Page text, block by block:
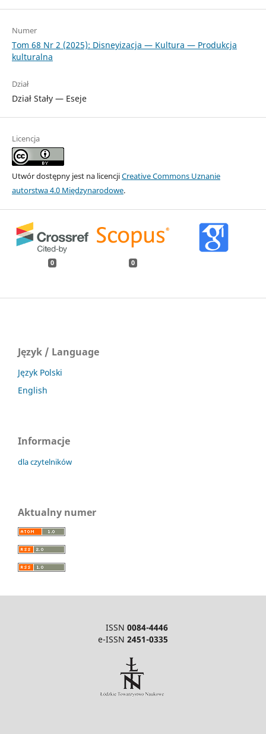
Numer
Tom 68 Nr 2 (2025): Disneyizacja — Kultura — Produkcja
kulturalna
Dział
Dział Stały — Eseje
Licencja
Utwór dostępny jest na licencjiCreative Commons Uznanie
autorstwa 4.0 Międzynarodowe.
0 0
Język / Language
Język Polski
English
Informacje
dla czytelników
Aktualny numer
ISSN 0084-4446
e-ISSN 2451-0335